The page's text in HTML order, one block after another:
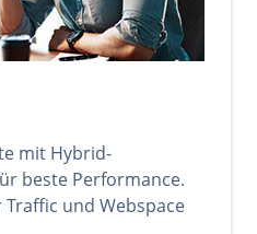
mit Hybrid-
beste Performance.
und Webspace